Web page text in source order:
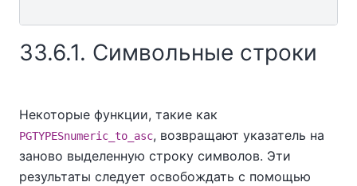
33.6.1. Символьные строки
Некоторые функции, такие как
PGTYPESnumeric_to_asc, возвращают указатель на
заново выделенную строку символов. Эти
результаты следует освобождать с помощью